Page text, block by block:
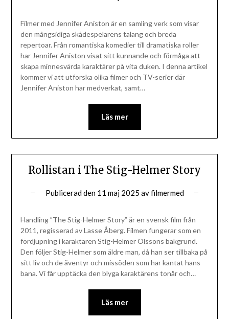
Filmer med Jennifer Aniston är en samling verk som visar
den mångsidiga skådespelarens talang och breda
repertoar. Från romantiska komedier till dramatiska roller
har Jennifer Aniston visat sitt kunnande och förmåga att
skapa minnesvärda karaktärer på vita duken. I denna artikel
kommer vi att utforska olika filmer och TV-serier där
Jennifer Aniston har medverkat, samt…
Läs mer
Rollistan i The Stig-Helmer Story
Publicerad den 11 maj 2025 avfilmermed
Handling ”The Stig-Helmer Story” är en svensk film från
2011, regisserad av Lasse Åberg. Filmen fungerar som en
fördjupning i karaktären Stig-Helmer Olssons bakgrund.
Den följer Stig-Helmer som äldre man, då han ser tillbaka på
sitt liv och de äventyr och missöden som har kantat hans
bana. Vi får upptäcka den blyga karaktärens tonår och…
Läs mer